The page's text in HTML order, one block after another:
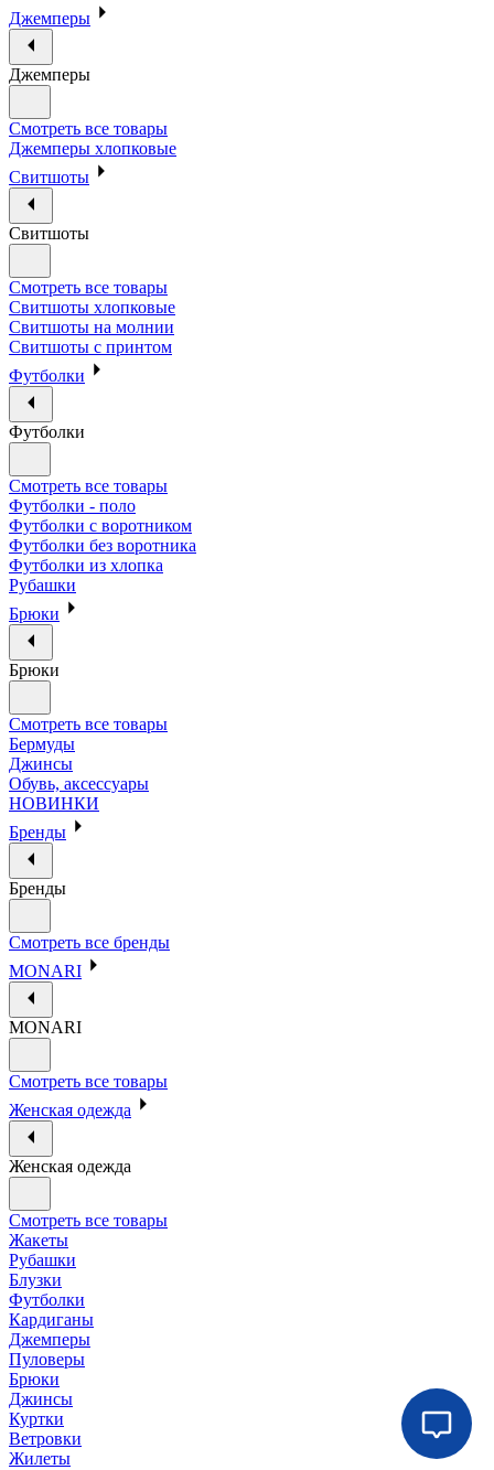
Джемперы
Джемперы
Смотреть все товары
Джемперы хлопковые
Свитшоты
Свитшоты
Смотреть все товары
Свитшоты хлопковые
Свитшоты на молнии
Свитшоты с принтом
Футболки
Футболки
Смотреть все товары
Футболки - поло
Футболки с воротником
Футболки без воротника
Футболки из хлопка
Рубашки
Брюки
Брюки
Смотреть все товары
Бермуды
Джинсы
Обувь, аксессуары
НОВИНКИ
Бренды
Бренды
Смотреть все бренды
MONARI
MONARI
Смотреть все товары
Женская одежда
Женская одежда
Смотреть все товары
Жакеты
Рубашки
Блузки
Футболки
Кардиганы
Джемперы
Пуловеры
Брюки
Джинсы
Куртки
Ветровки
Жилеты